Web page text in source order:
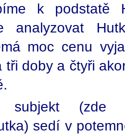
k podstatě
analyzovat
moc cenu
tři doby a čtyři
subjekt (zde
sedí v